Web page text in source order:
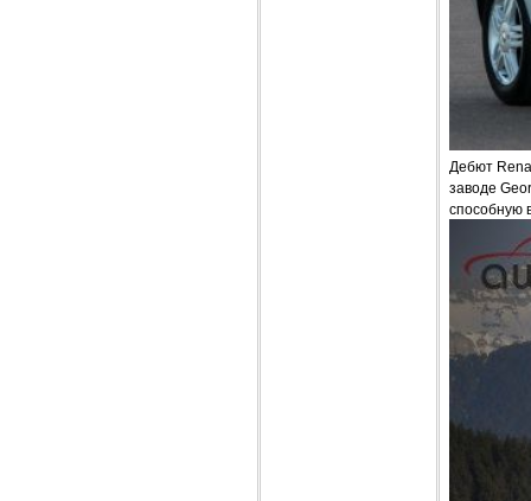
Дебют
заводе
способную